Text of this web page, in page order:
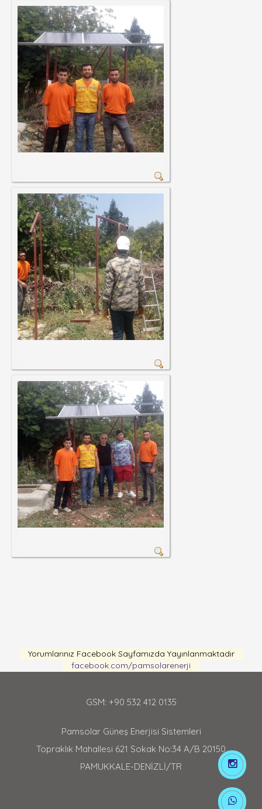
Yorumlarınız Facebook Sayfamızda Yayınlanmaktadır
facebook.com/pamsolarenerji
Pamsolar Güneş Enerjisi Sistemleri
Topraklık Mahallesi 621 Sokak No:34 A/B 20150
PAMUKKALE-DENİZLİ/TR
GSM: +90 532 412 0135